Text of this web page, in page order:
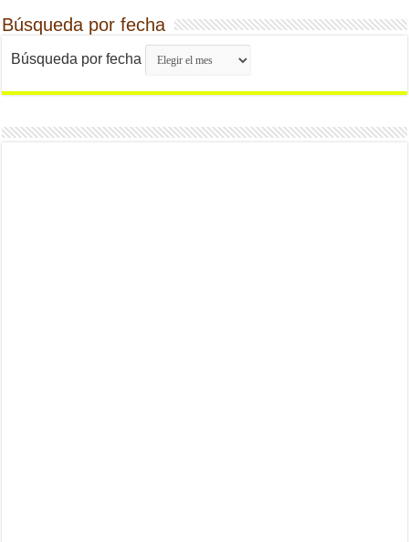
Búsqueda por fecha
Búsqueda por fecha